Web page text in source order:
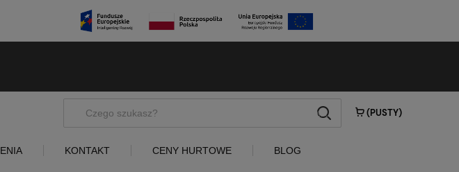
(PUSTY)
szukaj
KONTAKT CENY HURTOWE BLOG